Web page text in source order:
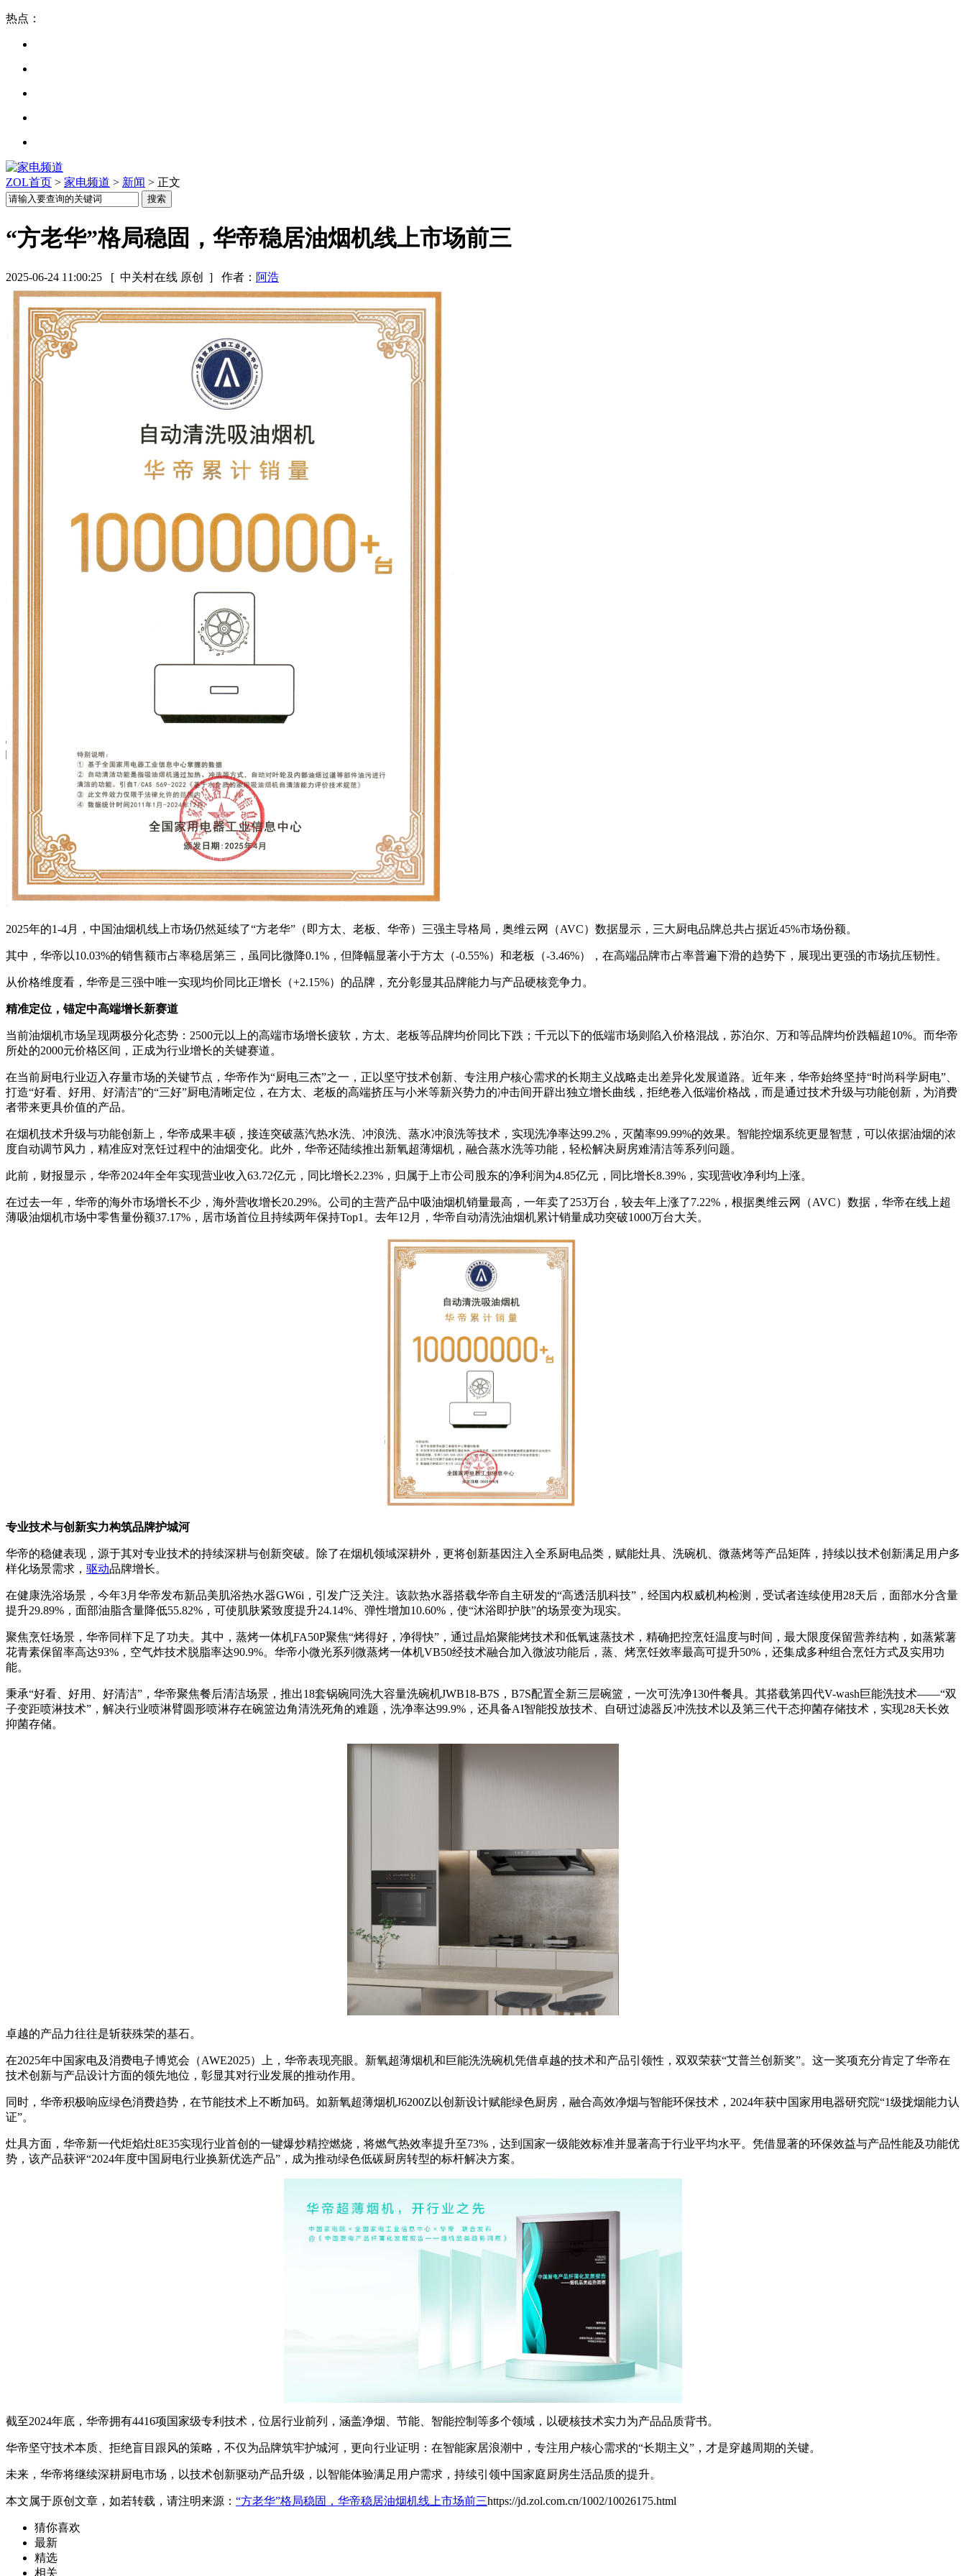
热点：
ZOL首页 > 家电频道 > 新闻 > 正文
“方老华”格局稳固，华帝稳居油烟机线上市场前三
2025-06-24 11:00:25 [ 中关村在线 原创 ] 作者： 阿浩
2025年的1-4月，中国油烟机线上市场仍然延续了“方老华”（即方太、老板、华帝）三强主导格局，奥维云网（AVC）数据显示，三大厨电品牌总共占据近45%市场份额。
其中，华帝以10.03%的销售额市占率稳居第三，虽同比微降0.1%，但降幅显著小于方太（-0.55%）和老板（-3.46%），在高端品牌市占率普遍下滑的趋势下，展现出更强的市场抗压韧性。
从价格维度看，华帝是三强中唯一实现均价同比正增长（+2.15%）的品牌，充分彰显其品牌能力与产品硬核竞争力。
精准定位，锚定中高端增长新赛道
当前油烟机市场呈现两极分化态势：2500元以上的高端市场增长疲软，方太、老板等品牌均价同比下跌；千元以下的低端市场则陷入价格混战，苏泊尔、万和等品牌均价跌幅超10%。而华帝
所处的2000元价格区间，正成为行业增长的关键赛道。
在当前厨电行业迈入存量市场的关键节点，华帝作为“厨电三杰”之一，正以坚守技术创新、专注用户核心需求的长期主义战略走出差异化发展道路。近年来，华帝始终坚持“时尚科学厨电”、
打造“好看、好用、好清洁”的“三好”厨电清晰定位，在方太、老板的高端挤压与小米等新兴势力的冲击间开辟出独立增长曲线，拒绝卷入低端价格战，而是通过技术升级与功能创新，为消费
者带来更具价值的产品。
在烟机技术升级与功能创新上，华帝成果丰硕，接连突破蒸汽热水洗、冲浪洗、蒸水冲浪洗等技术，实现洗净率达99.2%，灭菌率99.99%的效果。智能控烟系统更显智慧，可以依据油烟的浓
度自动调节风力，精准应对烹饪过程中的油烟变化。此外，华帝还陆续推出新氧超薄烟机，融合蒸水洗等功能，轻松解决厨房难清洁等系列问题。
此前，财报显示，华帝2024年全年实现营业收入63.72亿元，同比增长2.23%，归属于上市公司股东的净利润为4.85亿元，同比增长8.39%，实现营收净利均上涨。
在过去一年，华帝的海外市场增长不少，海外营收增长20.29%。公司的主营产品中吸油烟机销量最高，一年卖了253万台，较去年上涨了7.22%，根据奥维云网（AVC）数据，华帝在线上超
薄吸油烟机市场中零售量份额37.17%，居市场首位且持续两年保持Top1。去年12月，华帝自动清洗油烟机累计销量成功突破1000万台大关。
专业技术与创新实力构筑品牌护城河
华帝的稳健表现，源于其对专业技术的持续深耕与创新突破。除了在烟机领域深耕外，更将创新基因注入全系厨电品类，赋能灶具、洗碗机、微蒸烤等产品矩阵，持续以技术创新满足用户多
样化场景需求， 驱动品牌增长。
在健康洗浴场景，今年3月华帝发布新品美肌浴热水器GW6i，引发广泛关注。该款热水器搭载华帝自主研发的“高透活肌科技”，经国内权威机构检测，受试者连续使用28天后，面部水分含量
提升29.89%，面部油脂含量降低55.82%，可使肌肤紧致度提升24.14%、弹性增加10.60%，使“沐浴即护肤”的场景变为现实。
聚焦烹饪场景，华帝同样下足了功夫。其中，蒸烤一体机FA50P聚焦“烤得好，净得快”，通过晶焰聚能烤技术和低氧速蒸技术，精确把控烹饪温度与时间，最大限度保留营养结构，如蒸紫薯
花青素保留率高达93%，空气炸技术脱脂率达90.9%。华帝小微光系列微蒸烤一体机VB50经技术融合加入微波功能后，蒸、烤烹饪效率最高可提升50%，还集成多种组合烹饪方式及实用功
能。
秉承“好看、好用、好清洁”，华帝聚焦餐后清洁场景，推出18套锅碗同洗大容量洗碗机JWB18-B7S，B7S配置全新三层碗篮，一次可洗净130件餐具。其搭载第四代V-wash巨能洗技术——“双
子变距喷淋技术”，解决行业喷淋臂圆形喷淋存在碗篮边角清洗死角的难题，洗净率达99.9%，还具备AI智能投放技术、自研过滤器反冲洗技术以及第三代干态抑菌存储技术，实现28天长效
抑菌存储。
卓越的产品力往往是斩获殊荣的基石。
在2025年中国家电及消费电子博览会（AWE2025）上，华帝表现亮眼。新氧超薄烟机和巨能洗洗碗机凭借卓越的技术和产品引领性，双双荣获“艾普兰创新奖”。这一奖项充分肯定了华帝在
技术创新与产品设计方面的领先地位，彰显其对行业发展的推动作用。
同时，华帝积极响应绿色消费趋势，在节能技术上不断加码。如新氧超薄烟机J6200Z以创新设计赋能绿色厨房，融合高效净烟与智能环保技术，2024年获中国家用电器研究院“1级拢烟能力认
证”。
灶具方面，华帝新一代炬焰灶8E35实现行业首创的一键爆炒精控燃烧，将燃气热效率提升至73%，达到国家一级能效标准并显著高于行业平均水平。凭借显著的环保效益与产品性能及功能优
势，该产品获评“2024年度中国厨电行业换新优选产品”，成为推动绿色低碳厨房转型的标杆解决方案。
截至2024年底，华帝拥有4416项国家级专利技术，位居行业前列，涵盖净烟、节能、智能控制等多个领域，以硬核技术实力为产品品质背书。
华帝坚守技术本质、拒绝盲目跟风的策略，不仅为品牌筑牢护城河，更向行业证明：在智能家居浪潮中，专注用户核心需求的“长期主义”，才是穿越周期的关键。
未来，华帝将继续深耕厨电市场，以技术创新驱动产品升级，以智能体验满足用户需求，持续引领中国家庭厨房生活品质的提升。
本文属于原创文章，如若转载，请注明来源： “方老华”格局稳固，华帝稳居油烟机线上市场前三https://jd.zol.com.cn/1002/10026175.html
猜你喜欢
最新
精选
相关